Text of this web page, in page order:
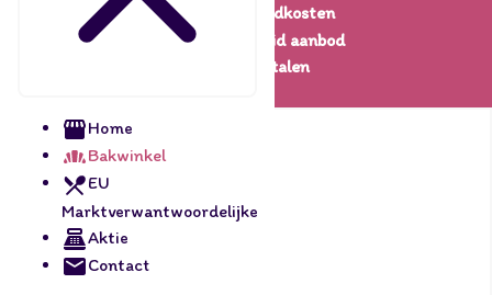
Home
Bakwinkel
EU
Marktverwantwoordelijke
Aktie
Contact
Lage verzendkosten
Een uitgebreid aanbod
Veilig betalen